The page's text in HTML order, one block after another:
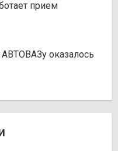
прием
оказалось